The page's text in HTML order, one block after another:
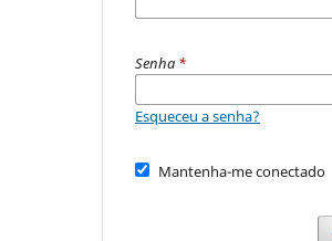
Senha *
Esqueceu a senha?
Mantenha-me conectado